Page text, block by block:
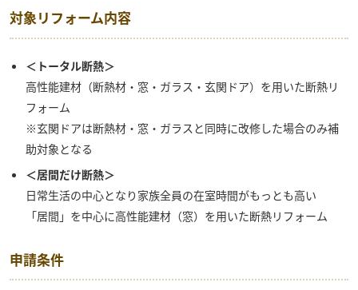
対象リフォーム内容
＜トータル断熱＞
高性能建材（断熱材・窓・ガラス・玄関ドア）を用いた断熱リ
フォーム
※玄関ドアは断熱材・窓・ガラスと同時に改修した場合のみ補
助対象となる
＜居間だけ断熱＞
日常生活の中心となり家族全員の在室時間がもっとも高い
「居間」を中心に高性能建材（窓）を用いた断熱リフォーム
申請条件